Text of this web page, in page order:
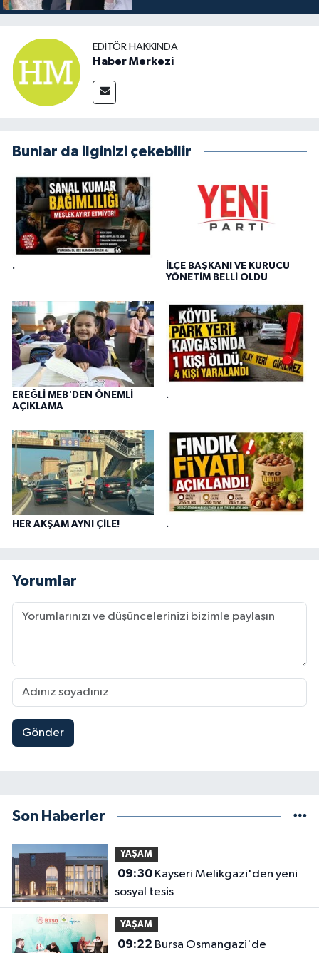
EDITÖR HAKKINDA
Haber Merkezi
Bunlar da ilginizi çekebilir
.
İLÇE BAŞKANI VE KURUCU
YÖNETİM BELLİ OLDU
EREĞLİ MEB'DEN ÖNEMLİ
AÇIKLAMA
.
HER AKŞAM AYNI ÇİLE! .
Yorumlar
Gönder
Son Haberler
YAŞAM
09:30Kayseri Melikgazi'den yeni
sosyal tesis
YAŞAM
09:22